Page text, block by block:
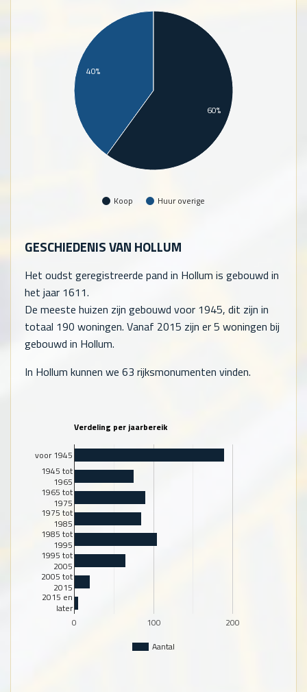
Koop Huur overige
40%
60%
GESCHIEDENIS VAN HOLLUM
Het oudst geregistreerde pand in Hollum is gebouwd in
het jaar 1611.
De meeste huizen zijn gebouwd voor 1945, dit zijn in
totaal 190 woningen. Vanaf 2015 zijn er5 woningen bij
gebouwd in Hollum.
In Hollum kunnen we 63 rijksmonumenten vinden.
Verdeling per jaarbereik
Aantal
0 100 200
voor 1945
1945 tot
1965
1965 tot
1975
1975 tot
1985
1985 tot
1995
1995 tot
2005
2005 tot
2015
2015 en
later